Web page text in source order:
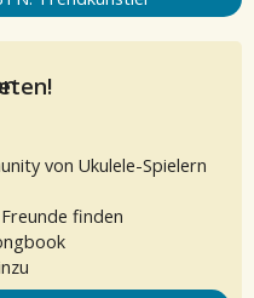
von Ukulele-Spielern
finden